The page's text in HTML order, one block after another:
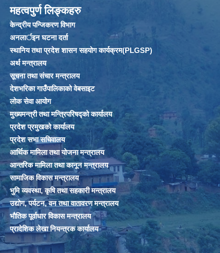
महत्वपुर्ण लिङ्कहरु
केन्द्रीय पन्जिकरण विभाग
अनलार्इन घटना दर्ता
स्थानिय तथा प्रदेश शासन सहयोग कार्यक्रम(PLGSP)
अर्थ मन्त्रालय
सूचना तथा संचार मन्त्रालय
देशभरिका गाउँपालिकाको वेबसाइट
लोक सेवा आयोग
मुख्यमन्त्री तथा मन्त्रिपरिषद्को कार्यालय
प्रदेश प्रमुखको कार्यालय
प्रदेश सभा सचिवालय
आर्थिक मामिला तथा योजना मन्त्रालय
आन्तरिक मामिला तथा कानून मन्त्रालय
सामाजिक विकास मन्त्रालय
भुमि व्यवस्था, कृषि तथा सहकारी मन्त्रालय
उद्योग, पर्यटन, वन तथा वातावरण मन्त्रालय
भौतिक पूर्वाधार विकास मन्त्रालय
प्रादेशिक लेखा नियन्त्रक कार्यालय